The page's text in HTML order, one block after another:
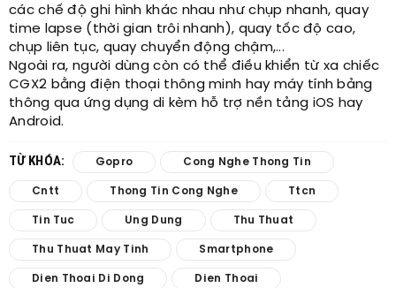
các chế độ ghi hình khác nhau như chụp nhanh, quay
time lapse (thời gian trôi nhanh), quay tốc độ cao,
chụp liên tục, quay chuyển động chậm,...
Ngoài ra, người dùng còn có thể điều khiển từ xa chiếc
CGX2 bằng điện thoại thông minh hay máy tính bảng
thông qua ứng dụng di kèm hỗ trợ nền tảng iOS hay
Android.
TỪ KHÓA: Gopro Cong Nghe Thong Tin
Cntt Thong Tin Cong Nghe Ttcn
Tin Tuc Ung Dung Thu Thuat
Thu Thuat May Tinh Smartphone
Dien Thoai Di Dong Dien Thoai